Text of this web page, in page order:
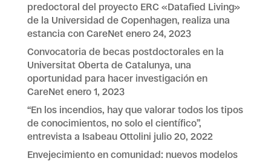
predoctoral del proyecto ERC «Datafied Living»
de la Universidad de Copenhagen, realiza una
estancia con CareNet enero 24, 2023
Convocatoria de becas postdoctorales en la
Universitat Oberta de Catalunya, una
oportunidad para hacer investigación en
CareNet enero 1, 2023
“En los incendios, hay que valorar todos los tipos
de conocimientos, no solo el científico”,
entrevista a Isabeau Ottolini julio 20, 2022
Envejecimiento en comunidad: nuevos modelos